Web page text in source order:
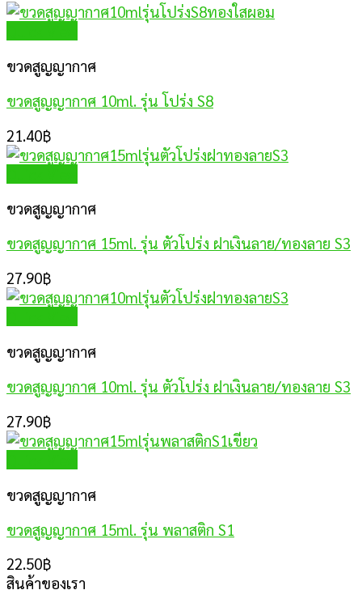
ขวดสูญญากาศ
ขวดสูญญากาศ 10ml. รุ่น โปร่ง S8
21.40฿
ขวดสูญญากาศ
ขวดสูญญากาศ 15ml. รุ่น ตัวโปร่ง ฝาเงินลาย/ทองลาย S3
27.90฿
ขวดสูญญากาศ
ขวดสูญญากาศ 10ml. รุ่น ตัวโปร่ง ฝาเงินลาย/ทองลาย S3
27.90฿
ขวดสูญญากาศ
ขวดสูญญากาศ 15ml. รุ่น พลาสติก S1
22.50฿
สินค้าของเรา